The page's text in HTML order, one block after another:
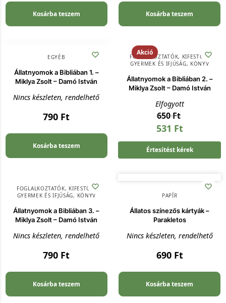
Kosárba teszem Kosárba teszem
EGYÉB
Állatnyomok a Bibliában 1. –
Miklya Zsolt – Damó István
Nincs készleten, rendelhető
790 Ft
Kosárba teszem
Akció
FOGLALKOZTATÓK, KIFESTŐK,
GYERMEK ÉS IFJÚSÁG, KÖNYV
Állatnyomok a Bibliában 2. –
Miklya Zsolt – Damó István
Elfogyott
650Ft
531 Ft
Értesítést kérek
FOGLALKOZTATÓK, KIFESTŐK,
GYERMEK ÉS IFJÚSÁG, KÖNYV
Állatnyomok a Bibliában 3. –
Miklya Zsolt – Damó István
Nincs készleten, rendelhető
790 Ft
Kosárba teszem
PAPÍR
Állatos színezős kártyák –
Parakletos
Nincs készleten, rendelhető
690 Ft
Kosárba teszem